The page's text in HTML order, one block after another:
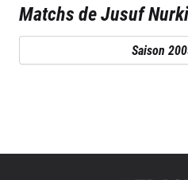
Matchs deJusuf
Saison